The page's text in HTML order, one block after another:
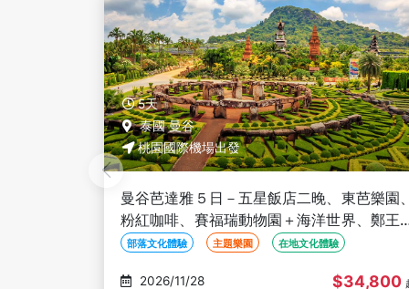
5天
泰國 曼谷
桃園國際機場出發
曼谷芭達雅５日－全程五星、東芭樂園、粉
咖啡、賽福瑞動物園＋海洋世界、鄭王廟＋
服體驗、泰式按摩、夜遊湄南河、無購物
部落文化體驗 主題樂園 在地文化體驗
2026/11/28 $36,800